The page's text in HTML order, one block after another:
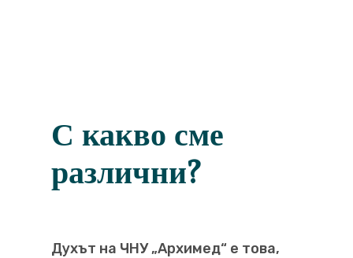
С какво сме
различни?
Духът на ЧНУ „Архимед“ е това,